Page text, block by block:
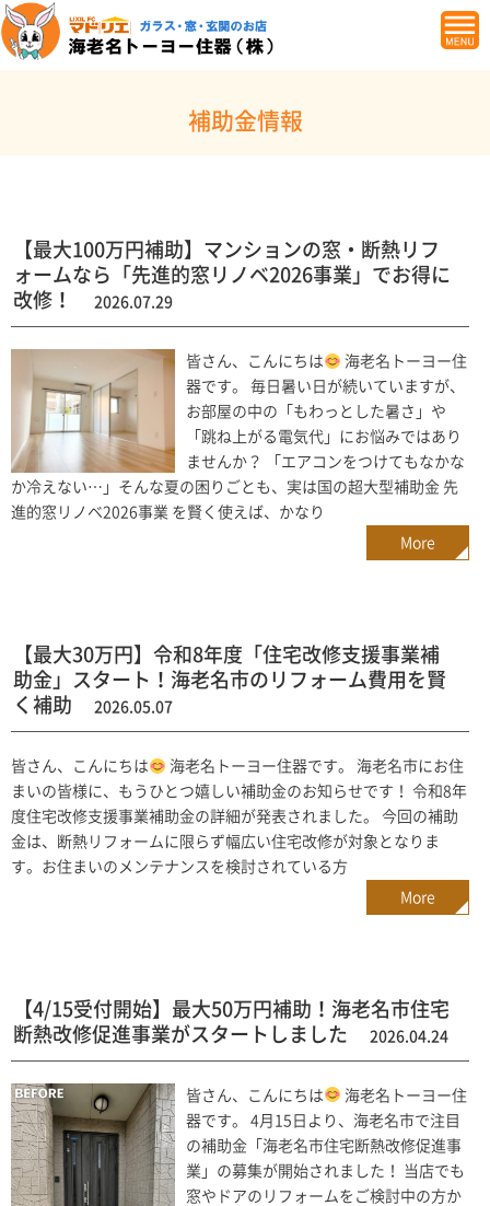
補助金情報
【最大100万円補助】マンションの窓・断熱リフ
ォームなら「先進的窓リノベ2026事業」でお得に
改修！
2026.07.29
皆さん、こんにちは
海老名トーヨー住
器です。 毎日暑い日が続いていますが、
お部屋の中の「もわっとした暑さ」や
「跳ね上がる電気代」にお悩みではあり
ませんか？ 「エアコンをつけてもなかな
か冷えない…」そんな夏の困りごとも、実は国の超大型補助金 先
進的窓リノベ2026事業 を賢く使えば、かなり
More
【最大30万円】令和8年度「住宅改修支援事業補
助金」スタート！海老名市のリフォーム費用を賢
く補助
2026.05.07
皆さん、こんにちは
海老名トーヨー住器です。 海老名市にお住
まいの皆様に、もうひとつ嬉しい補助金のお知らせです！ 令和8年
度住宅改修支援事業補助金の詳細が発表されました。 今回の補助
金は、断熱リフォームに限らず幅広い住宅改修が対象となりま
す。お住まいのメンテナンスを検討されている方
More
【4/15受付開始】最大50万円補助！海老名市住宅
断熱改修促進事業がスタートしました
2026.04.24
皆さん、こんにちは
海老名トーヨー住
器です。 4月15日より、海老名市で注目
の補助金「海老名市住宅断熱改修促進事
業」の募集が開始されました！ 当店でも
窓やドアのリフォームをご検討中の方か